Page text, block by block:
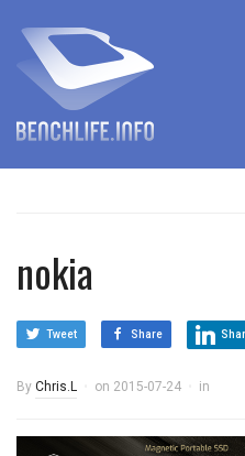
nokia
Tweet Share
By Chris.L on 2015-07-24 in